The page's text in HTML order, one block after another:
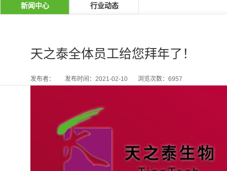
新闻中心 行业动态
天之泰全体员工给您拜年了！
发布者： 发布时间：2021-02-10 浏览次数：6957